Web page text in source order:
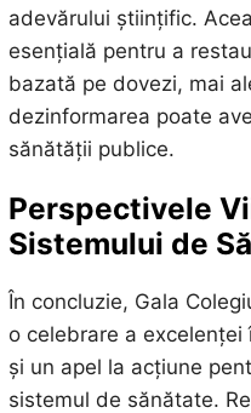
adevărului științific.
esențială pentru a
bazată pe dovezi, mai
dezinformarea poate
sănătății publice.
Perspectivele
Sistemului de
În concluzie, Gala
o celebrare a
și un apel la acțiune
sistemul de sănătate.